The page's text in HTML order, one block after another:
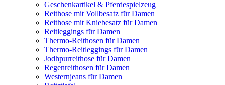
Geschenkartikel & Pferdespielzeug
Reithose mit Vollbesatz für Damen
Reithose mit Kniebesatz für Damen
Reitleggings für Damen
Thermo-Reithosen für Damen
Thermo-Reitleggings für Damen
Jodhpurreithose für Damen
Regenreithosen für Damen
Westernjeans für Damen